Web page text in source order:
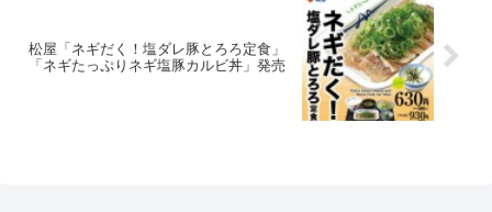
松屋「ネギだく！塩ダレ豚とろろ定食」
「ネギたっぷりネギ塩豚カルビ丼」発売